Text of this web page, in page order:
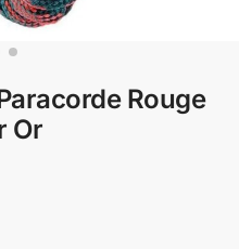
Rouge
Or